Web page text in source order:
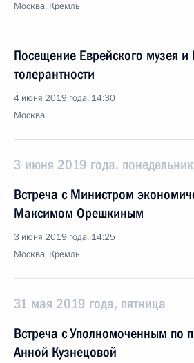
Москва, Кремль
Посещение Еврейского музея и
толерантности
4 июня 2019 года, 14:30
Москва
3 июня 2019 года, понедельник
Встреча с Министром
Максимом Орешкиным
3 июня 2019 года, 14:25
Москва, Кремль
31 мая 2019 года, пятница
Встреча с Уполномоченным по
Анной Кузнецовой